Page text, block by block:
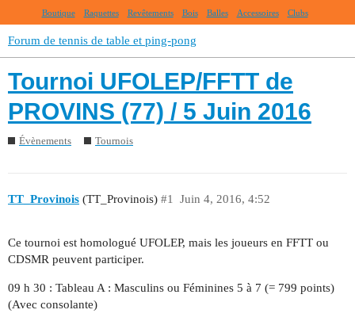
Boutique Raquettes Revêtements Bois Balles Accessoires Clubs
Forum de tennis de table et ping-pong
Tournoi UFOLEP/FFTT de
PROVINS (77) / 5 Juin 2016
Évènements Tournois
TT_Provinois (TT_Provinois) Juin 4, 2016, 4:52
#1
Ce tournoi est homologué UFOLEP, mais les joueurs en FFTT ou
CDSMR peuvent participer.
09 h 30 : Tableau A : Masculins ou Féminines 5 à 7 (= 799 points)
(Avec consolante)